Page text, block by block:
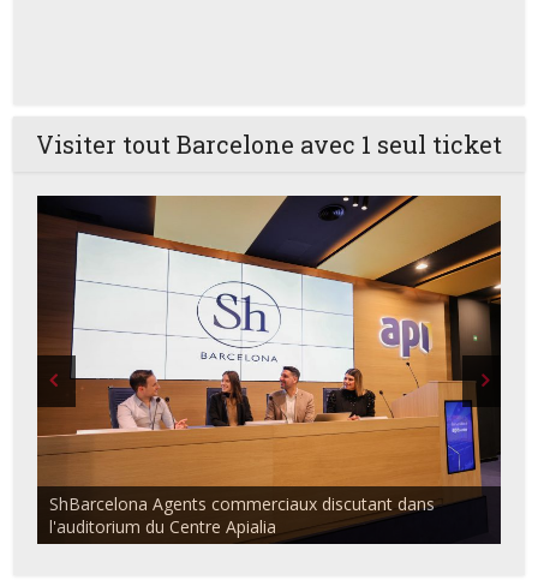
Visiter tout Barcelone avec 1 seul ticket
ShBarcelona Agents commerciaux discutant dans
l'auditorium du Centre Apialia